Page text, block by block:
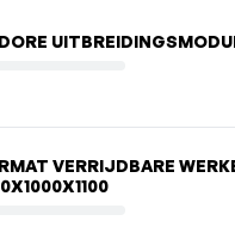
VERRIJDBARE